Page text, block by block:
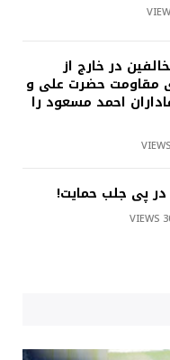
در خارج از
مقاومت حضرت علی و
احمد مسعود را
VIEWS
پی جلب حمایت!
VIEWS